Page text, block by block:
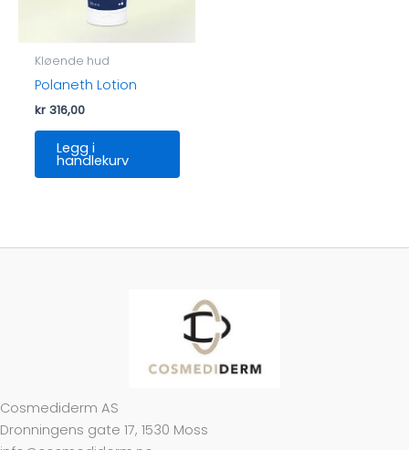
Kløende hud
Polaneth Lotion
kr316,00
Legg i
handlekurv
Cosmediderm AS
Dronningens gate 17, 1530 Moss